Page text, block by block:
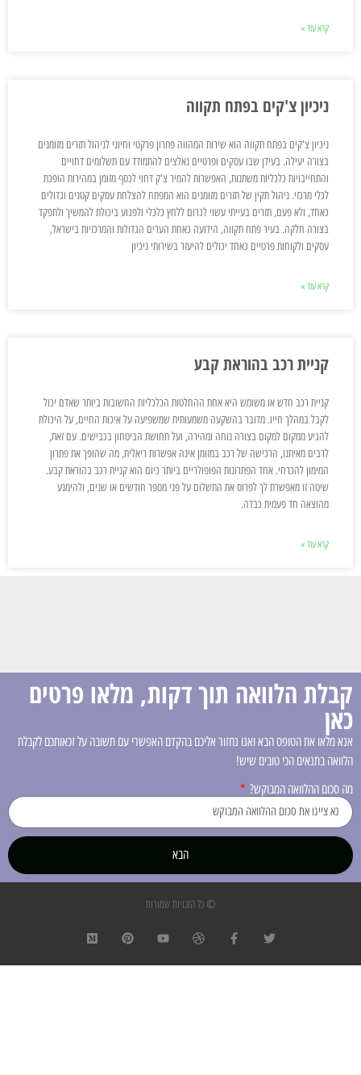
קרא עוד »
ניכיון צ'קים בפתח תקווה
ניכיון צ'קים בפתח תקווה הוא שירות המהווה פתרון פרקטי וחיוני לניהול תזרים מזומנים
בצורה יעילה. בעידן שבו עסקים ופרטיים נאלצים להתמודד עם תשלומים דחויים
והתחייבויות כלכליות משתנות, האפשרות להמיר צ'ק דחוי לכסף מזומן במהירות הופכת
לכלי מרכזי. ניהול תקין של תזרים מזומנים הוא המפתח להצלחת עסקים קטנים וגדולים
כאחד, ולא פעם, תזרים בעייתי עשוי לגרום ללחץ כלכלי ולפגוע ביכולת להמשיך ולתפקד
בצורה חלקה. בעיר פתח תקווה, הידועה כאחת הערים הגדולות והמרכזיות בישראל,
עסקים ולקוחות פרטיים כאחד יכולים להיעזר בשירותי ניכיון
קרא עוד »
קניית רכב בהוראת קבע
קניית רכב חדש או משומש היא אחת ההחלטות הכלכליות החשובות ביותר שאדם יכול
לקבל במהלך חייו. מדובר בהשקעה משמעותית שמשפיעה על איכות החיים, על היכולת
להגיע ממקום למקום בצורה נוחה ומהירה, ועל תחושת הביטחון בכבישים. עם זאת,
לרבים מאיתנו, הרכישה של רכב במזומן אינה אפשרות ריאלית, מה שהופך את פתרון
המימון להכרחי. אחד הפתרונות הפופולריים ביותר כיום הוא קניית רכב בהוראת קבע.
שיטה זו מאפשרת לך לפרוס את התשלום על פני מספר חודשים או שנים, ולהימנע
מהוצאה חד פעמית כבדה.
קרא עוד »
קבלת הלוואה תוך דקות, מלאו פרטים
כאן
אנא מלאו את הטופס הבא ואנו נחזור אליכם בהקדם האפשרי עם תשובה על זכאותכם לקבלת
הלוואה בתנאים הכי טובים שיש!
מה סכום ההלוואה המבוקש?
הבא
© כל הזכויות שמורות